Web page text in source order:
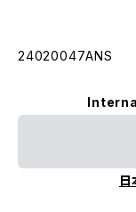
24020047ANS
日